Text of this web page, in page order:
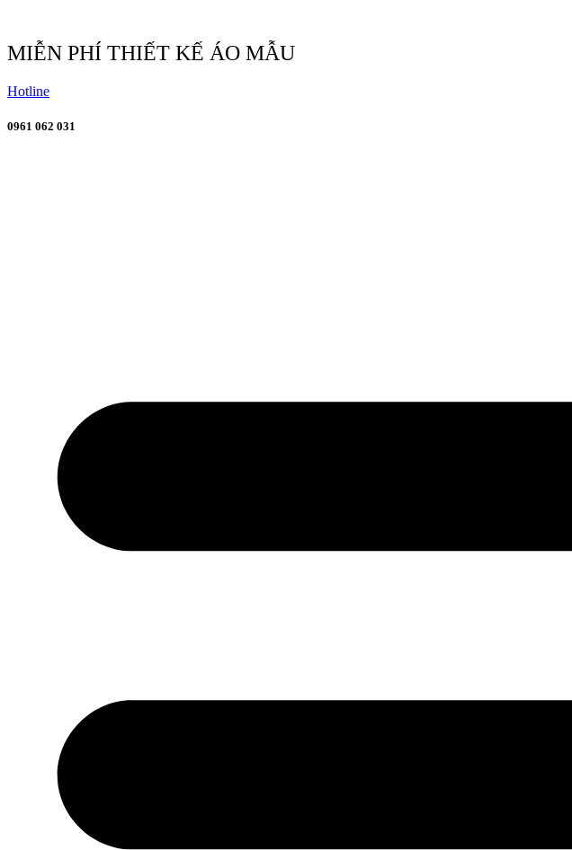
nội
dung
MIỄN PHÍ THIẾT KẾ ÁO MẪU
Hotline
0961 062 031